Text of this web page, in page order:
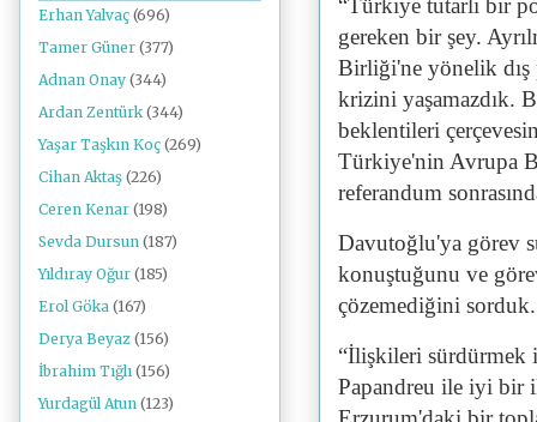
“Türkiye tutarlı bir
gereken bir şey.
Birliği'ne yönelik dış
krizini yaşamazdık.
beklentileri
Türkiye'nin Avrupa
referandum
Davutoğlu'ya görev
konuştuğunu ve
çözemediğini sorduk.
“İlişkileri sürdürmek
Papandreu ile iyi bir
Erhan Yalvaç (696)
Tamer Güner (377)
Adnan Onay (344)
Ardan Zentürk (344)
Yaşar Taşkın Koç (269)
Cihan Aktaş (226)
Ceren Kenar (198)
Sevda Dursun (187)
Yıldıray Oğur (185)
Erol Göka (167)
Derya Beyaz (156)
İbrahim Tığlı (156)
Yurdagül Atun (123)